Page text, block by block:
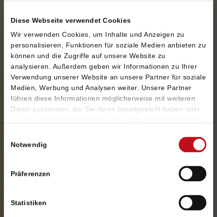
Diese Webseite verwendet Cookies
Wir verwenden Cookies, um Inhalte und Anzeigen zu
personalisieren, Funktionen für soziale Medien anbieten zu
können und die Zugriffe auf unsere Website zu
analysieren. Außerdem geben wir Informationen zu Ihrer
Verwendung unserer Website an unsere Partner für soziale
Medien, Werbung und Analysen weiter. Unsere Partner
führen diese Informationen möglicherweise mit weiteren
Daten zusammen, die Sie ihnen bereitgestellt haben oder
Sie unsere Webseite weiterhin nutzen.
Notwendig
Präferenzen
Statistiken
OXID eShop-Beratung &
Projektmanagement
Jedes OXID eShop-Projekt braucht anfangs eine
umfangreiche Beratung und Planung. Wir kennen
uns mit OXID eShop sehr gut aus! Wir informieren
und beraten Sie umfassend zu allen Leistungen
und Vorteilen dieses Systems.
Konzeption & Produktion Ihrer OXID eShop-